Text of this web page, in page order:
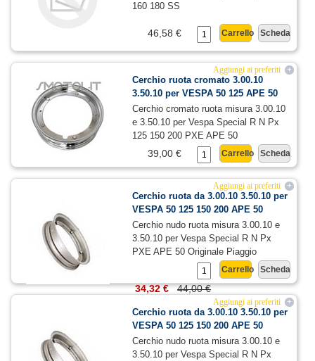
160 180 SS
Scheda
Carrello
46,58 €
+
Aggiungi ai preferiti
Cerchio ruota cromato 3.00.10
3.50.10 per VESPA 50 125 APE 50
Cerchio cromato ruota misura 3.00.10
e 3.50.10 per Vespa Special R N Px
125 150 200 PXE APE 50
Scheda
Carrello
39,00 €
+
Aggiungi ai preferiti
Cerchio ruota da 3.00.10 3.50.10 per
VESPA 50 125 150 200 APE 50
Cerchio nudo ruota misura 3.00.10 e
3.50.10 per Vespa Special R N Px
PXE APE 50 Originale Piaggio
Scheda
Carrello
44,00 €
34,32 €
+
Aggiungi ai preferiti
Cerchio ruota da 3.00.10 3.50.10 per
VESPA 50 125 150 200 APE 50
Cerchio nudo ruota misura 3.00.10 e
3.50.10 per Vespa Special R N Px